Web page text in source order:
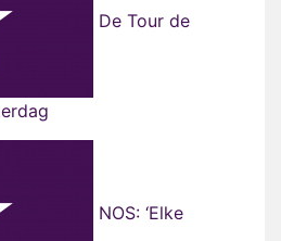
De Tour de
NOS: ‘Elke